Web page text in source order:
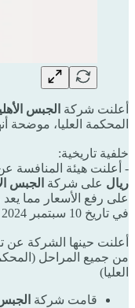
أعلنت شركة الجبس
المحكمة العليا، موضحة
خلفية تاريخية:
- أعلنت هيئة المنافسة
ريال على شركة الجبس
على رفع الأسعار مما
في تاريخ 10 سبتمبر 2024
أعلنت حينها الشركة
من جميع المراحل
العليا)
قامت شركة